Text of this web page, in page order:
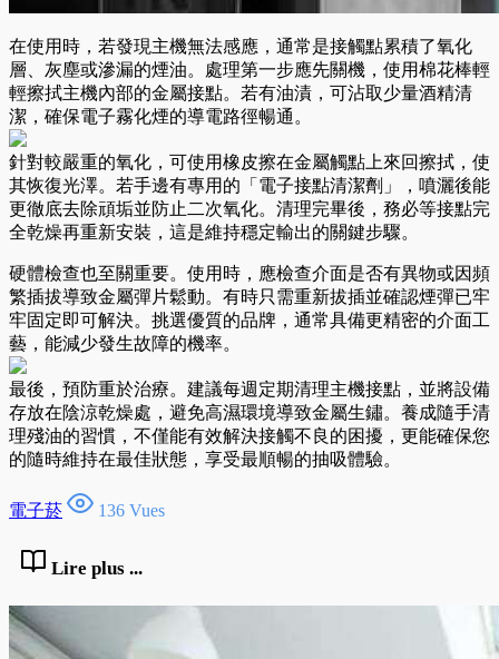
在使用時，若發現主機無法感應，通常是接觸點累積了氧化
層、灰塵或滲漏的煙油。處理第一步應先關機，使用棉花棒輕
輕擦拭主機內部的金屬接點。若有油漬，可沾取少量酒精清
潔，確保電子霧化煙的導電路徑暢通。
針對較嚴重的氧化，可使用橡皮擦在金屬觸點上來回擦拭，使
其恢復光澤。若手邊有專用的「電子接點清潔劑」，噴灑後能
更徹底去除頑垢並防止二次氧化。清理完畢後，務必等接點完
全乾燥再重新安裝，這是維持穩定輸出的關鍵步驟。
硬體檢查也至關重要。使用時，應檢查介面是否有異物或因頻
繁插拔導致金屬彈片鬆動。有時只需重新拔插並確認煙彈已牢
牢固定即可解決。挑選優質的品牌，通常具備更精密的介面工
藝，能減少發生故障的機率。
最後，預防重於治療。建議每週定期清理主機接點，並將設備
存放在陰涼乾燥處，避免高濕環境導致金屬生鏽。養成隨手清
理殘油的習慣，不僅能有效解決接觸不良的困擾，更能確保您
的隨時維持在最佳狀態，享受最順暢的抽吸體驗。
電子菸 136 Vues
Lire plus ...